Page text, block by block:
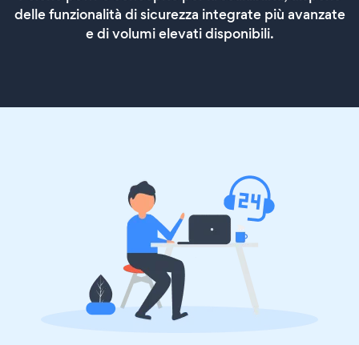
delle funzionalità di sicurezza integrate più avanzate
e di volumi elevati disponibili.